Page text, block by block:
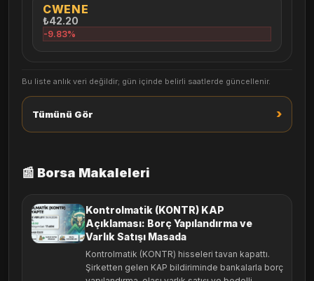
CWENE
₺42.20
-9.83%
Bu liste anlık veri değildir; gün içinde belirli saatlerde güncellenir.
Tümünü Gör ›
📰 Borsa Makaleleri
Kontrolmatik (KONTR) KAP
Açıklaması: Borç Yapılandırma ve
Varlık Satışı Masada
Kontrolmatik (KONTR) hisseleri tavan kapattı.
Şirketten gelen KAP bildiriminde bankalarla borç